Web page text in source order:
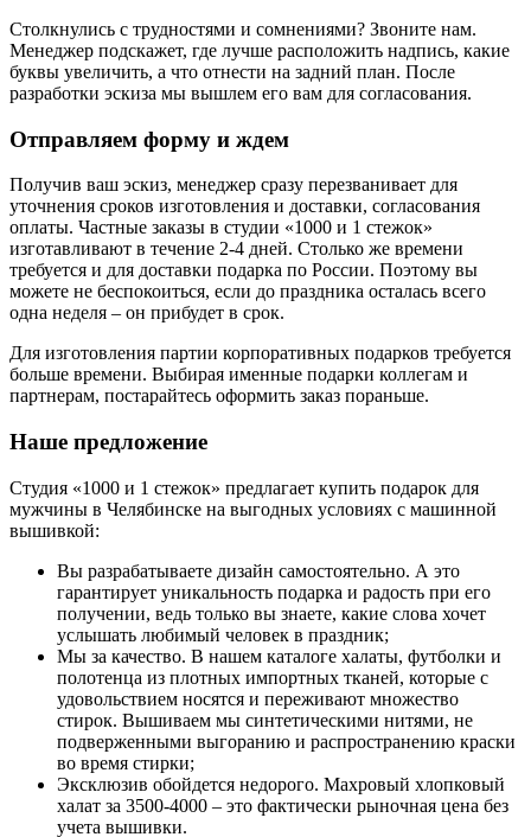
Столкнулись с трудностями и сомнениями? Звоните нам.
Менеджер подскажет, где лучше расположить надпись, какие
буквы увеличить, а что отнести на задний план. После
разработки эскиза мы вышлем его вам для согласования.
Отправляем форму и ждем
Получив ваш эскиз, менеджер сразу перезванивает для
уточнения сроков изготовления и доставки, согласования
оплаты. Частные заказы в студии «1000 и 1 стежок»
изготавливают в течение 2-4 дней. Столько же времени
требуется и для доставки подарка по России. Поэтому вы
можете не беспокоиться, если до праздника осталась всего
одна неделя – он прибудет в срок.
Для изготовления партии корпоративных подарков требуется
больше времени. Выбирая именные подарки коллегам и
партнерам, постарайтесь оформить заказ пораньше.
Наше предложение
Студия «1000 и 1 стежок» предлагает купить подарок для
мужчины в Челябинске на выгодных условиях с машинной
вышивкой:
Вы разрабатываете дизайн самостоятельно. А это
гарантирует уникальность подарка и радость при его
получении, ведь только вы знаете, какие слова хочет
услышать любимый человек в праздник;
Мы за качество. В нашем каталоге халаты, футболки и
полотенца из плотных импортных тканей, которые с
удовольствием носятся и переживают множество
стирок. Вышиваем мы синтетическими нитями, не
подверженными выгоранию и распространению краски
во время стирки;
Эксклюзив обойдется недорого. Махровый хлопковый
халат за 3500-4000 – это фактически рыночная цена без
учета вышивки.